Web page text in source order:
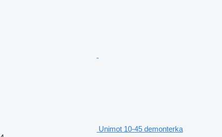
Unimot 10-45 demonterka